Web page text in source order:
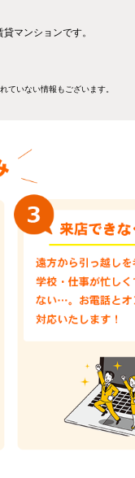
マンションです。
ていない情報もございます。